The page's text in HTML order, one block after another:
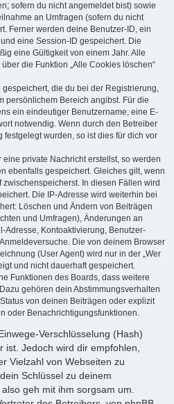
sofern du nicht angemeldet bist) sowie
an Umfragen (sofern du nicht
Ferner werden deine Benutzer-ID, ein
eine Session-ID gespeichert. Die
eine Gültigkeit von einem Jahr. Alle
die Funktion „Alle Cookies löschen“
die du bei der Registrierung,
persönlichem Bereich angibst. Für die
ein eindeutiger Benutzername, eine E-
notwendig. Wenn durch den Betreiber
festgelegt wurden, so ist dies für dich vor
private Nachricht erstellst, so werden
ebenfalls gespeichert. Gleiches gilt, wenn
In diesen Fällen wird
Die IP-Adresse wird weiterhin bei
Löschen und Ändern von Beiträgen
und Umfragen), Änderungen an
Adresse, Kontoaktivierung, Benutzer-
Die von deinem Browser
(User Agent) wird nur in der „Wer
und nicht dauerhaft gespeichert.
Funktionen des Boards, dass weitere
gehören dein Abstimmungsverhalten
von deinen Beiträgen oder explizit
oder Benachrichtigungsfunktionen.
Verschlüsselung (Hash)
Jedoch wird dir empfohlen,
Vielzahl von Webseiten zu
Schlüssel zu deinem
geh mit ihm sorgsam um.